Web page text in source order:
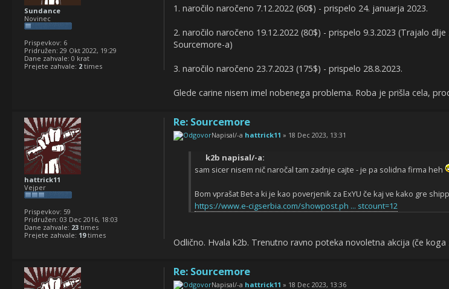
1. naročilo naročeno 7.12.2022 (60$) - prispelo 24. januarja 2023.
2. naročilo naročeno 19.12.2022 (80$) - prispelo 9.3.2023 (Trajalo
Sourcemore-a)
3. naročilo naročeno 23.7.2023 (175$) - prispelo 28.8.2023.
Glede carine nisem imel nobenega problema. Roba je prišla cela,
Sundance
Novinec
Prispevkov: 6
Pridružen: 29 Okt 2022, 19:29
Dane zahvale: 0 krat
Prejete zahvale: 2 times
Re: Sourcemore
Napisal/-a hattrick11 » 18 Dec 2023, 13:31
k2b napisal/-a:
sam sicer nisem nič naročal tam zadnje cajte - je pa solidna firma heh
Bom vprašat Bet-a ki je kao poverjenik za ExYU če kaj ve kako gre
https://www.e-cigserbia.com/showpost.ph ... stcount=12
Odlično. Hvala k2b. Trenutno ravno poteka novoletna akcija (če koga
hattrick11
Vejper
Prispevkov: 59
Pridružen: 03 Dec 2016, 18:03
Dane zahvale: 23 times
Prejete zahvale: 19times
Re: Sourcemore
Napisal/-a hattrick11 » 18 Dec 2023, 13:36